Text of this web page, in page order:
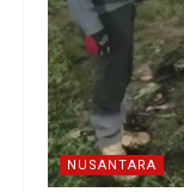
NUSANTARA